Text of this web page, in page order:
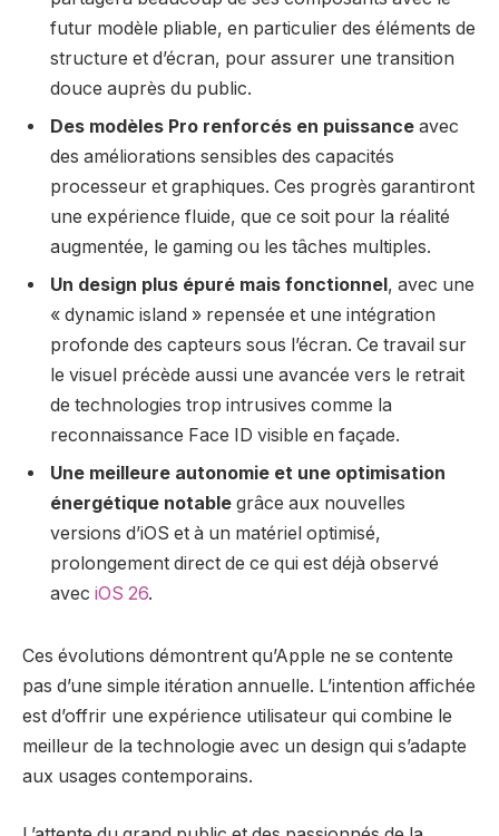
futur modèle pliable, en particulier des éléments de
structure et d’écran, pour assurer une transition
douce auprès du public.
Des modèles Pro renforcés en puissance avec
des améliorations sensibles des capacités
processeur et graphiques. Ces progrès garantiront
une expérience fluide, que ce soit pour la réalité
augmentée, le gaming ou les tâches multiples.
Un design plus épuré mais fonctionnel , avec une
« dynamic island » repensée et une intégration
profonde des capteurs sous l’écran. Ce travail sur
le visuel précède aussi une avancée vers le retrait
de technologies trop intrusives comme la
reconnaissance Face ID visible en façade.
Une meilleure autonomie et une optimisation
énergétique notable grâce aux nouvelles
versions d’iOS et à un matériel optimisé,
prolongement direct de ce qui est déjà observé
avec iOS 26.
Ces évolutions démontrent qu’Apple ne se contente
pas d’une simple itération annuelle. L’intention affichée
est d’offrir une expérience utilisateur qui combine le
meilleur de la technologie avec un design qui s’adapte
aux usages contemporains.